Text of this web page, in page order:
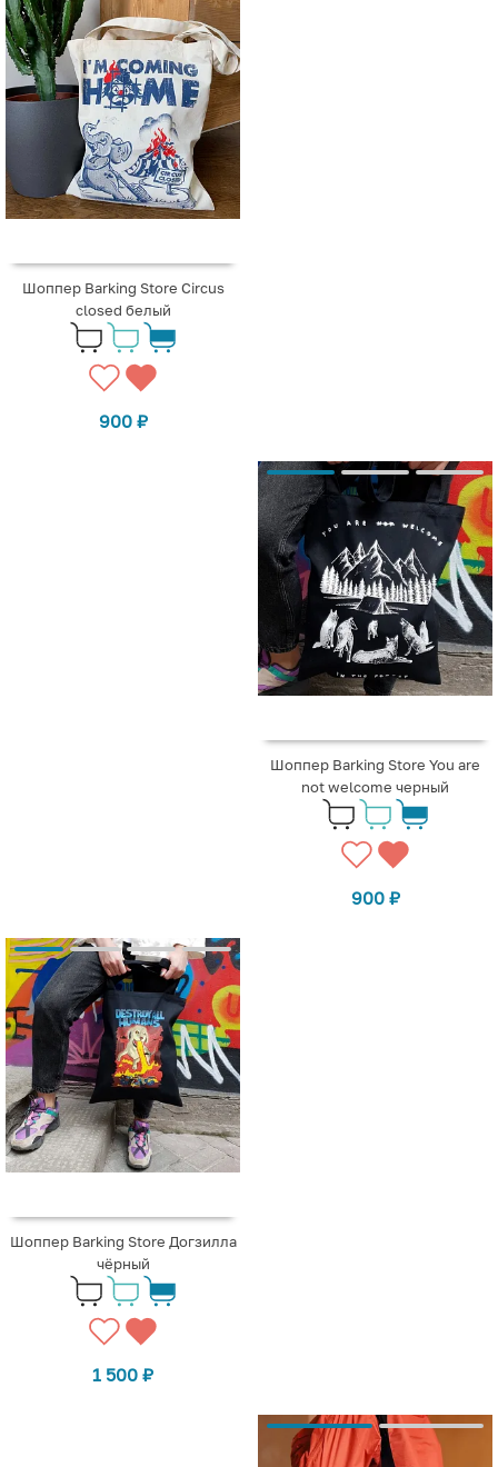
Шоппер Barking Store Circus
closed белый
900 ₽
Шоппер Barking Store You are
not welcome черный
900 ₽
Шоппер Barking Store Догзилла
чёрный
1 500 ₽